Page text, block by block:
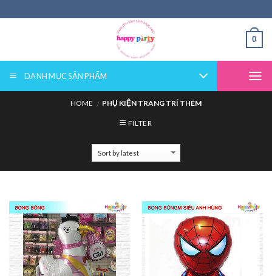
0
DANH MỤC SẢN PHẨM
HOME / PHỤ KIỆN TRANG TRÍ THÊM
FILTER